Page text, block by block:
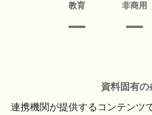
教育 非商用
資料固有の
連携機関が提供するコンテンツで